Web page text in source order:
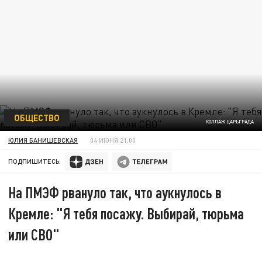
КОЛЛАЖ ЦАРЬГРАДА
ОБЩЕСТВО
ЮЛИЯ БАНИШЕВСКАЯ 04 ИЮНЯ 21:00
ПОДПИШИТЕСЬ:
На ПМЭФ рвануло так, что аукнулось в
Кремле: "Я тебя посажу. Выбирай, тюрьма
или СВО"